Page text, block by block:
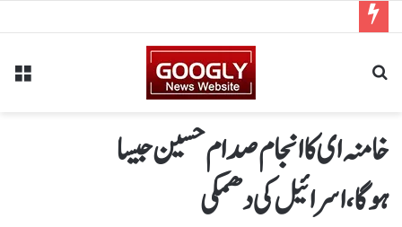
خامنہ ای کا انجام صدام حسین جیسا
ہوگا،اسرائیل کی دھمکی